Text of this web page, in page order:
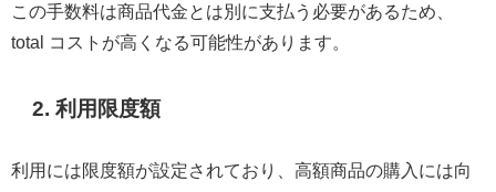
この手数料は商品代金とは別に支払う必要があるため、
total コストが高くなる可能性があります。
2. 利用限度額
利用には限度額が設定されており、高額商品の購入には向